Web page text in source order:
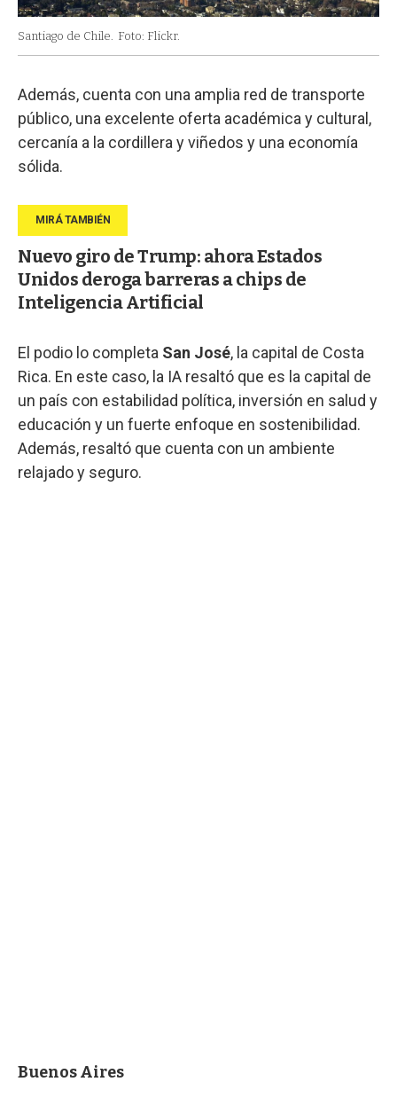
Santiago de Chile. Foto: Flickr.
Además, cuenta con una amplia red de transporte
público, una excelente oferta académica y cultural,
cercanía a la cordillera y viñedos y una economía
sólida.
Nuevo giro de Trump: ahora Estados
Unidos deroga barreras a chips de
Inteligencia Artificial
El podio lo completa San José, la capital de Costa
Rica. En este caso, la IA resaltó que es la capital de
un país con estabilidad política, inversión en salud y
educación y un fuerte enfoque en sostenibilidad.
Además, resaltó que cuenta con un ambiente
relajado y seguro.
Buenos Aires